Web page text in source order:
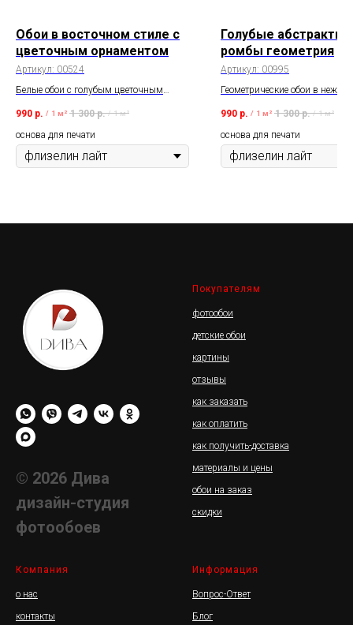
Обои в восточном стиле с
цветочным орнаментом
Артикул: 00524
Белые обои с голубым цветочным
990 р. / 1 м² 1 300 р. / 1 м²
основа для печати
Голубые
ромбы геометрия
Артикул: 00995
Геометрические обои в нежно
и универсальный дизайн.
подобрать обои компаньоны.
размер можно изменить.
макет без доплат.
990 р. / 1 м² 1 300 р. / 1 м²
основа для печати
© 2026 Дива
дизайн-студия
фотообоев
Покупателям
фотообои
детские обои
картины
отзывы
как заказать
как оплатить
как получить-доставка
материалы и цены
обои на заказ
скидки
Компания
о нас
контакты
Информация
Вопрос-Ответ
Блог